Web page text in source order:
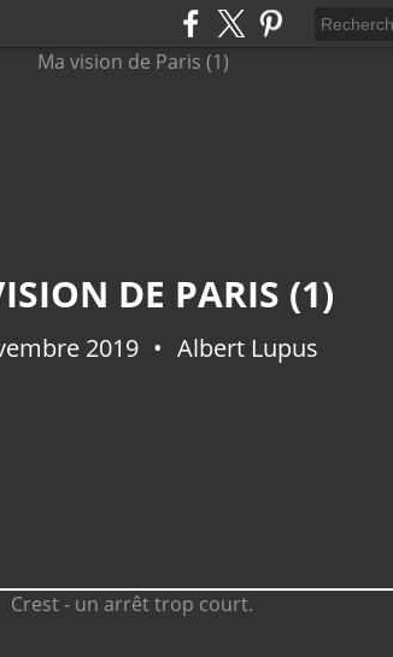
DE PARIS (1)
2019 Albert Lupus